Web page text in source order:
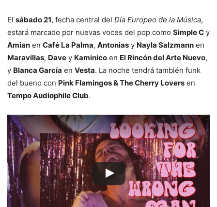
El sábado 21, fecha central del Día Europeo de la Música,
estará marcado por nuevas voces del pop como Simple C y
Amian en Café La Palma, Antonias y Nayla Salzmann en
Maravillas, Dave y Kaminico en El Rincón del Arte Nuevo,
y Blanca García en Vesta. La noche tendrá también funk
del bueno con Pink Flamingos & The Cherry Lovers en
Tempo Audiophile Club.